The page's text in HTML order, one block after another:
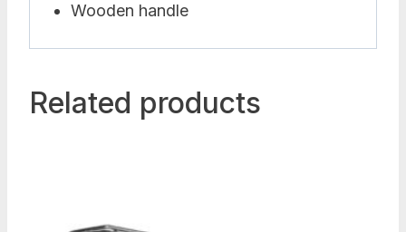
Wooden handle
Related products